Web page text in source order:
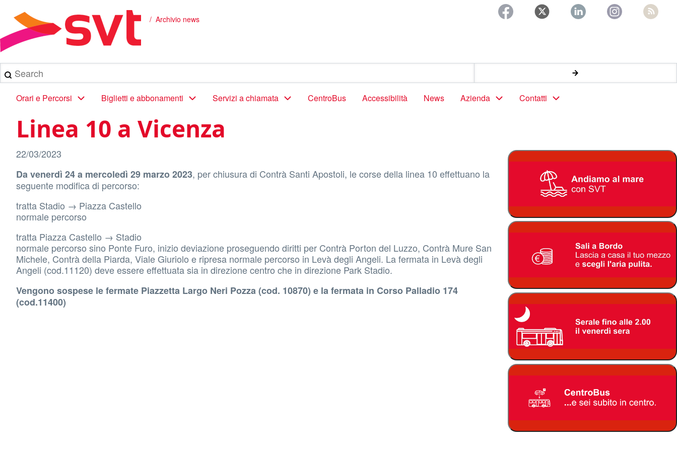
contenuto
principale
Briciole
di
pane
Archivio news
Search
Main
navigation
Orari e Percorsi Biglietti e abbonamenti Servizi a chiamata CentroBus Accessibilità News Azienda Contatti
Linea 10 a Vicenza
22/03/2023
Da venerdì 24 a mercoledì 29 marzo 2023, per chiusura di Contrà Santi Apostoli, le corse della linea 10 effettuano la
seguente modifica di percorso:
tratta Stadio → Piazza Castello
normale percorso
tratta Piazza Castello → Stadio
normale percorso sino Ponte Furo, inizio deviazione proseguendo diritti per Contrà Porton del Luzzo, Contrà Mure San
Michele, Contrà della Piarda, Viale Giuriolo e ripresa normale percorso in Levà degli Angeli. La fermata in Levà degli
Angeli (cod.11120) deve essere effettuata sia in direzione centro che in direzione Park Stadio.
Vengono sospese le fermate Piazzetta Largo Neri Pozza (cod. 10870) e la fermata in Corso Palladio 174
(cod.11400)